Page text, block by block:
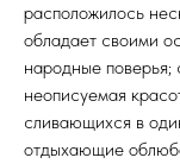
расположилось
обладает своими
народные
неописуемая
сливающихся в
отдыхающие